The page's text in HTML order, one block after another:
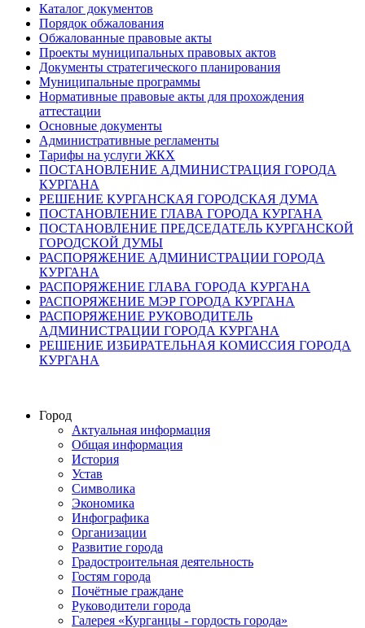
Каталог документов
Порядок обжалования
Обжалованные правовые акты
Проекты муниципальных правовых актов
Документы стратегического планирования
Муниципальные программы
Нормативные правовые акты для прохождения
аттестации
Основные документы
Административные регламенты
Тарифы на услуги ЖКХ
ПОСТАНОВЛЕНИЕ АДМИНИСТРАЦИЯ ГОРОДА
КУРГАНА
РЕШЕНИЕ КУРГАНСКАЯ ГОРОДСКАЯ ДУМА
ПОСТАНОВЛЕНИЕ ГЛАВА ГОРОДА КУРГАНА
ПОСТАНОВЛЕНИЕ ПРЕДСЕДАТЕЛЬ КУРГАНСКОЙ
ГОРОДСКОЙ ДУМЫ
РАСПОРЯЖЕНИЕ АДМИНИСТРАЦИИ ГОРОДА
КУРГАНА
РАСПОРЯЖЕНИЕ ГЛАВА ГОРОДА КУРГАНА
РАСПОРЯЖЕНИЕ МЭР ГОРОДА КУРГАНА
РАСПОРЯЖЕНИЕ РУКОВОДИТЕЛЬ
АДМИНИСТРАЦИИ ГОРОДА КУРГАНА
РЕШЕНИЕ ИЗБИРАТЕЛЬНАЯ КОМИССИЯ ГОРОДА
КУРГАНА
Город
Актуальная информация
Общая информация
История
Устав
Символика
Экономика
Инфографика
Организации
Развитие города
Градостроительная деятельность
Гостям города
Почётные граждане
Руководители города
Галерея «Курганцы - гордость города»